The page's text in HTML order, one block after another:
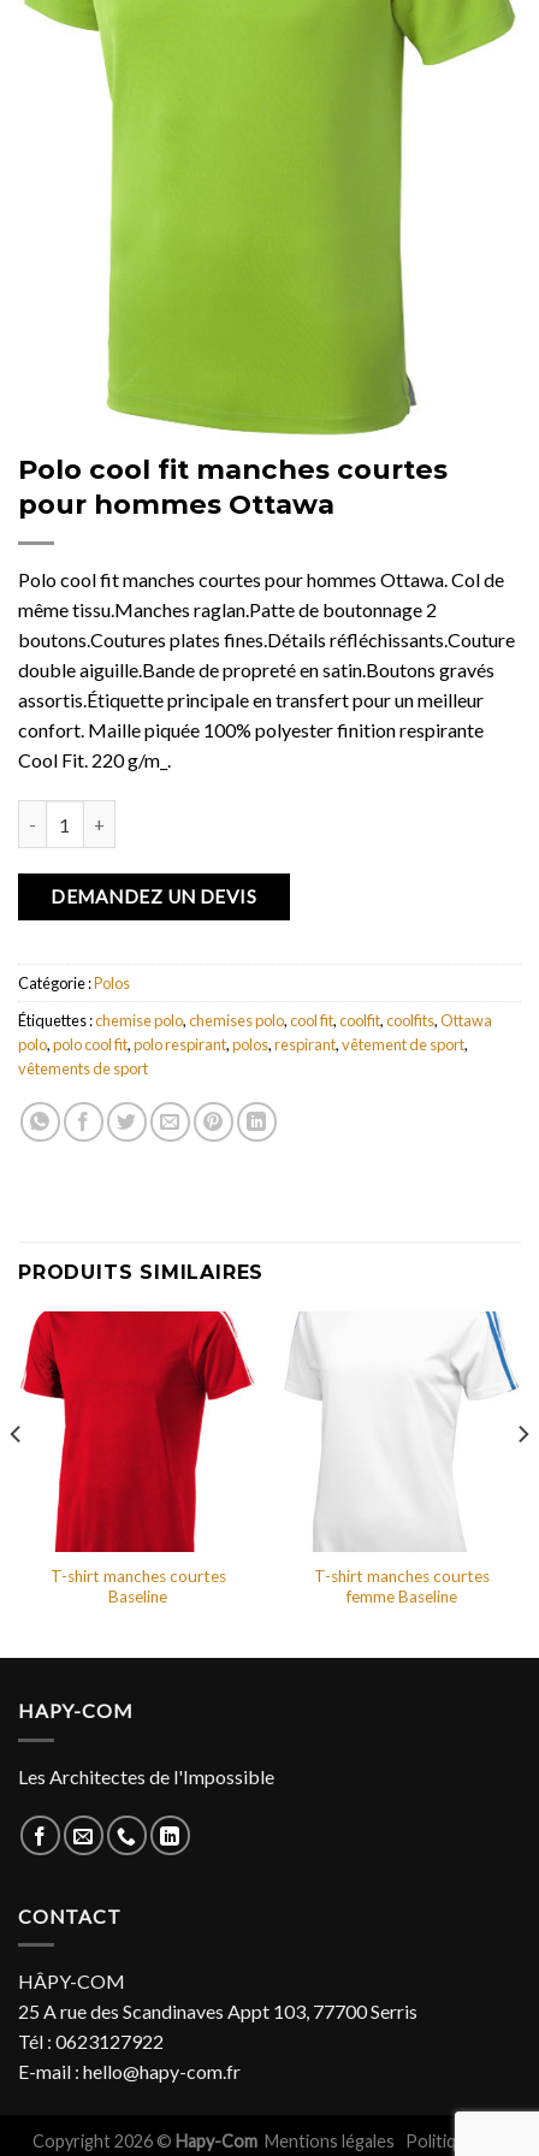
Polo cool fit manches courtes
pour hommes Ottawa
Polo cool fit manches courtes pour hommes Ottawa. Col de
même tissu.Manches raglan.Patte de boutonnage 2
boutons.Coutures plates fines.Détails réfléchissants.Couture
double aiguille.Bande de propreté en satin.Boutons gravés
assortis.Étiquette principale en transfert pour un meilleur
confort. Maille piquée 100% polyester finition respirante
Cool Fit. 220 g/m_.
DEMANDEZ UN DEVIS
Catégorie :Polos
Étiquettes :chemise polo,chemises polo,cool fit,coolfit,coolfits,Ottawa
polo,polo cool fit,polo respirant,polos,respirant,vêtement de sport,
vêtements de sport
PRODUITS SIMILAIRES
T-shirt manches courtes
Baseline
T-shirt manches courtes
femme Baseline
HAPY-COM
Les Architectes de l'Impossible
CONTACT
HÂPY-COM
25 A rue des Scandinaves Appt 103, 77700 Serris
Tél : 0623127922
E-mail : hello@hapy-com.fr
Copyright 2026 © Hapy-Com Mentions légales Politiques de